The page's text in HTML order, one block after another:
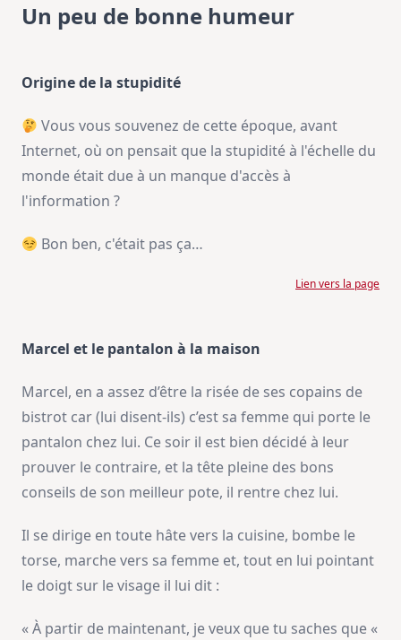
Un peu de bonne humeur
Origine de la stupidité
Vous vous souvenez de cette époque, avant
Internet, où on pensait que la stupidité à l'échelle du
monde était due à un manque d'accès à
l'information ?
Bon ben, c'était pas ça…
Lien vers la page
Marcel et le pantalon à la maison
Marcel, en a assez d’être la risée de ses copains de
bistrot car (lui disent-ils) c’est sa femme qui porte le
pantalon chez lui. Ce soir il est bien décidé à leur
prouver le contraire, et la tête pleine des bons
conseils de son meilleur pote, il rentre chez lui.
Il se dirige en toute hâte vers la cuisine, bombe le
torse, marche vers sa femme et, tout en lui pointant
le doigt sur le visage il lui dit :
« À partir de maintenant, je veux que tu saches que «